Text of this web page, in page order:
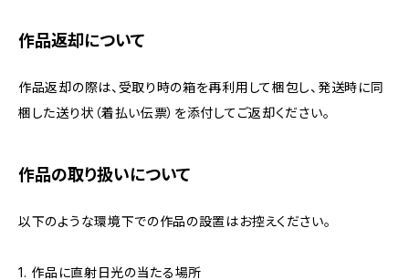
作品返却について
作品返却の際は、受取り時の箱を再利用して梱包し、発送時に同
梱した送り状（着払い伝票）を添付してご返却ください。
作品の取り扱いについて
以下のような環境下での作品の設置はお控えください。
1. 作品に直射日光の当たる場所